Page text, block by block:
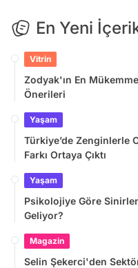
En Yeni
Vitrin
Zodyak'ın En
Önerileri
Yaşam
Türkiye’de Zenginlerle
Farkı Ortaya Çıktı
Yaşam
Psikolojiye Göre
Geliyor?
Magazin
Selin Şekerci'den